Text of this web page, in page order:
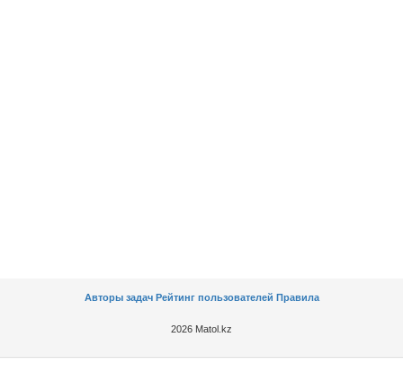
Авторы задач Рейтинг пользователей Правила
2026 Matol.kz